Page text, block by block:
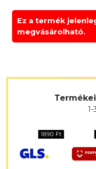
Ez a termék
megvásárolható.